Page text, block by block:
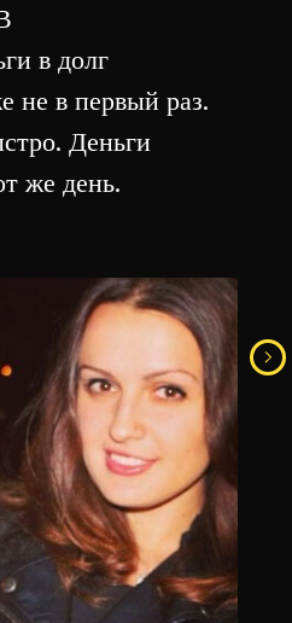
в долг
не в первый раз.
Деньги
же день.